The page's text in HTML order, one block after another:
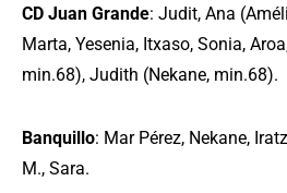
CD Juan Grande: Judit, Ana
Marta, Yesenia, Itxaso, Sonia,
min.68), Judith (Nekane, min.68).
Banquillo: Mar Pérez, Nekane,
M., Sara.